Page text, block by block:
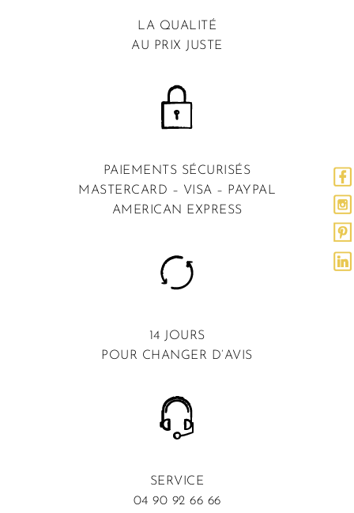
LA QUALITÉ
AU PRIX JUSTE
PAIEMENTS SÉCURISÉS
MASTERCARD – VISA – PAYPAL
AMERICAN EXPRESS
14 JOURS
POUR CHANGER D’AVIS
SERVICE
04 90 92 66 66